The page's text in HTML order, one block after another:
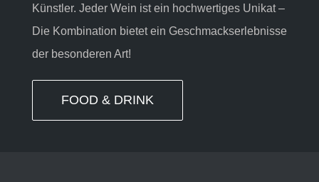
Künstler. Jeder Wein ist ein hochwertiges Unikat –
Die Kombination bietet ein Geschmackserlebnisse
der besonderen Art!
FOOD & DRINK